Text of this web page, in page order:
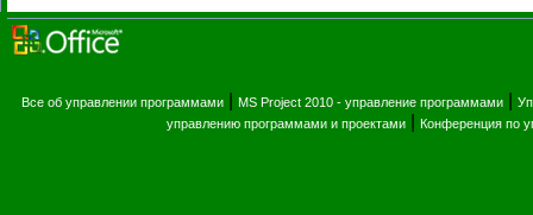
Все об управлении программами MS Project 2010 - управление программами
управлению программами и проектами| Конференция по